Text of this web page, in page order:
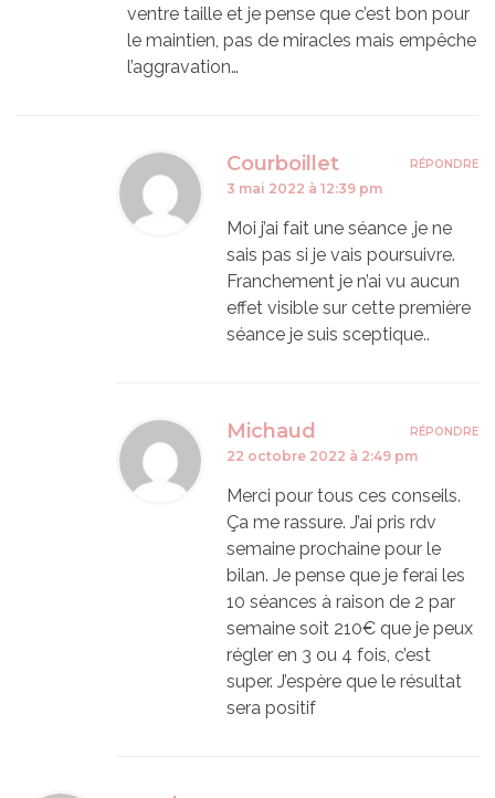
ventre taille et je pense que c’est bon pour
le maintien, pas de miracles mais empêche
l’aggravation…
Courboillet
3 mai 2022 à 12:39 pm
Moi j’ai fait une séance ,je ne
sais pas si je vais poursuivre.
Franchement je n’ai vu aucun
effet visible sur cette première
séance je suis sceptique..
RÉPONDRE
Michaud
22 octobre 2022 à 2:49 pm
Merci pour tous ces conseils.
Ça me rassure. J’ai pris rdv
semaine prochaine pour le
bilan. Je pense que je ferai les
10 séances à raison de 2 par
semaine soit 210€ que je peux
régler en 3 ou 4 fois, c’est
super. J’espère que le résultat
sera positif
RÉPONDRE